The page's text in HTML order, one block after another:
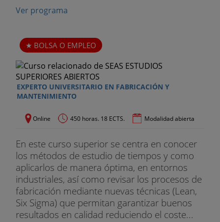
Ver programa
BOLSA O EMPLEO
EXPERTO UNIVERSITARIO EN FABRICACIÓN Y
MANTENIMIENTO
Online 450 horas. 18 ECTS. Modalidad abierta
En este curso superior se centra en conocer
los métodos de estudio de tiempos y como
aplicarlos de manera óptima, en entornos
industriales, así como revisar los procesos de
fabricación mediante nuevas técnicas (Lean,
Six Sigma) que permitan garantizar buenos
resultados en calidad reduciendo el coste...